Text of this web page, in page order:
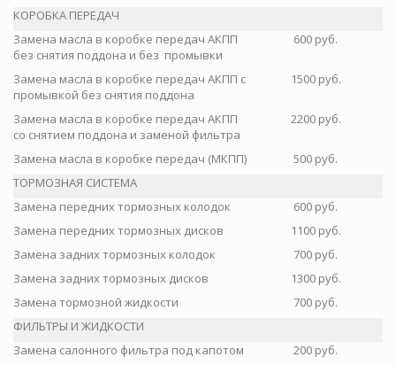
КОРОБКА ПЕРЕДАЧ
Замена масла в коробке передач АКПП
без снятия поддона и без промывки
600 руб.
Замена масла в коробке передач АКПП с
промывкой без снятия поддона
1500 руб.
Замена масла в коробке передач АКПП
со снятием поддона и заменой фильтра
2200 руб.
Замена масла в коробке передач (МКПП)
500 руб.
ТОРМОЗНАЯ СИСТЕМА
Замена передних тормозных колодок
600 руб.
Замена передних тормозных дисков
1100 руб.
Замена задних тормозных колодок
700 руб.
Замена задних тормозных дисков
1300 руб.
Замена тормозной жидкости
700 руб.
ФИЛЬТРЫ И ЖИДКОСТИ
Замена салонного фильтра под капотом
200 руб.